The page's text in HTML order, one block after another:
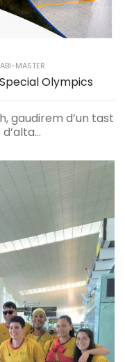
MASTER
Olympics
gaudirem d’un tast